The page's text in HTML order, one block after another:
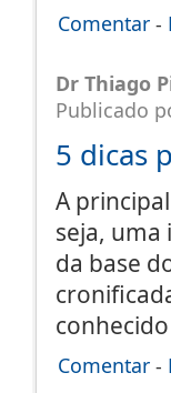
Comentar -
Dr Thiago
Publicado
5 dicas
A
seja,
da base
Comentar -